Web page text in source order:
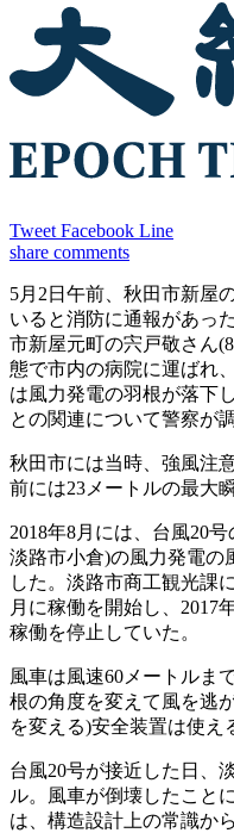
Tweet Facebook Line
share comments
5月2日午前、秋田市新屋
いると消防に通報があっ
市新屋元町の宍戸敬さん
態で市内の病院に運ばれ
は風力発電の羽根が落下
との関連について警察が
秋田市には当時、強風注
前には23メートルの最大
2018年8月には、台風20
淡路市小倉)の風力発電の
した。淡路市商工観光課
月に稼働を開始し、2017
稼働を停止していた。
風車は風速60メートルま
根の角度を変えて風を逃
を変える)安全装置は使え
台風20号が接近した日、
ル。風車が倒壊したこと
は、構造設計上の常識か